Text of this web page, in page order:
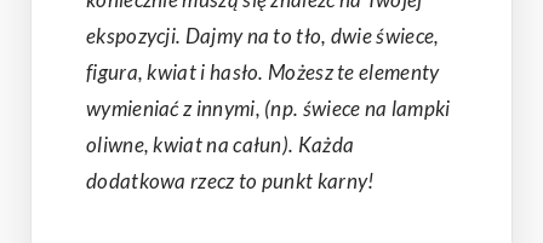
ekspozycji. Dajmy na to tło, dwie świece,
figura, kwiat i hasło. Możesz te elementy
wymieniać z innymi, (np. świece na lampki
oliwne, kwiat na całun). Każda
dodatkowa rzecz to punkt karny!